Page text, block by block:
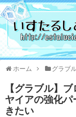
ホーム グラブ
【グラブル】
ヤイアの強化
きたい